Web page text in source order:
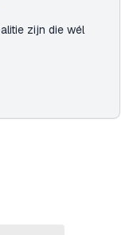
zijn die wél